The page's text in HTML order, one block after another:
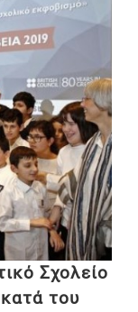
Σχολείο
του